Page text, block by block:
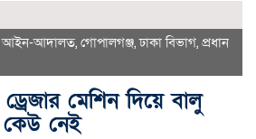
আইন-আদালত, গোপালগঞ্জ,ঢাকা বিভাগ, প্রধান
মেশিন দিয়ে বালু
কেউ নেই